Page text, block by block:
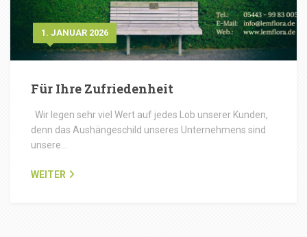
1. JANUAR 2026
Für Ihre Zufriedenheit
Wir legen sehr viel Wert auf jedes Lob unserer Kunden,
denn das Aushängeschild unseres Unternehmens sind
unsere…
WEITER